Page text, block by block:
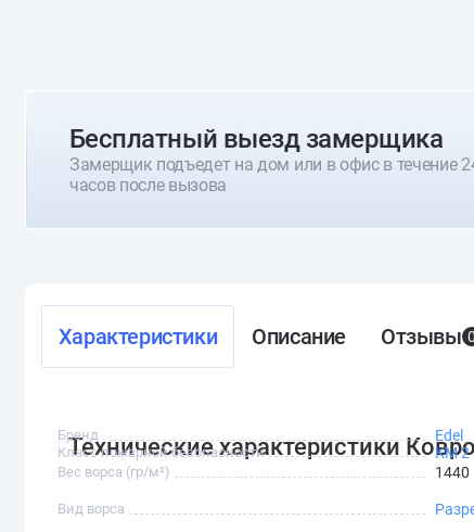
Бесплатный выезд замерщика
Замерщик подъедет на дом или в офис в течение
часов после вызова
Характеристики Описание Отзывы 0
Технические характеристики
Класс пожарной безопасности КМ 2
Бренд Edel
Вес ворса (гр/м²) 1440
Вид ворса